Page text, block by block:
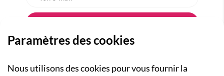
Paramètres des cookies
Nous utilisons des cookies pour vous fournir la